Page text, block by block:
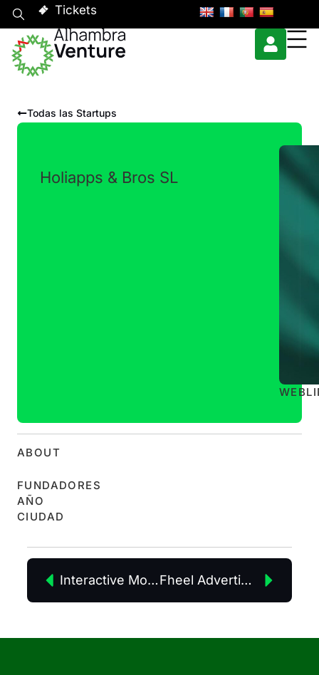
Tickets
Todas las Startups
Holiapps & Bros SL
WEB
ABOUT
FUNDADORES
AÑO
CIUDAD
Interactive Movies S.L. Fheel Advertising, SL